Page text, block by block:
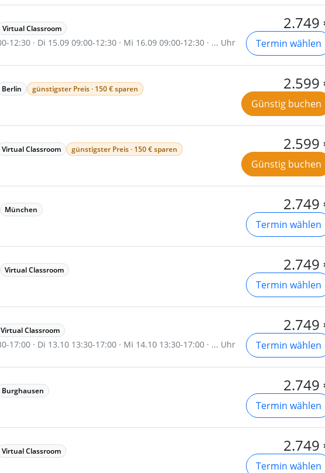
Virtual Classroom
12:30 · Di 15.09 09:00-12:30 · Mi 16.09 09:00-12:30 · ... Uhr
2.749
Termin wählen
Berlin günstigster Preis · 150 € sparen 2.599
Günstig buchen
Virtual Classroom günstigster Preis · 150 € sparen 2.599
Günstig buchen
München 2.749
Termin wählen
Virtual Classroom 2.749
Termin wählen
Virtual Classroom
17:00 · Di 13.10 13:30-17:00 · Mi 14.10 13:30-17:00 · ... Uhr
2.749
Termin wählen
Burghausen 2.749
Termin wählen
Virtual Classroom 2.749
Termin wählen